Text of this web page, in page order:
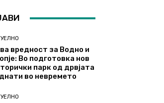
вредност за Водно и
Во подготовка нов
парк од дрвјата
во невремето